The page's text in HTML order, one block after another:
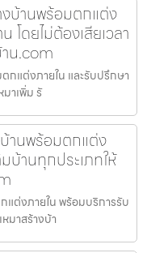
งบ้านพร้อมตกแต่ง
โดยไม่ต้องเสียเวลา
น.com
กแต่งภายใน และรับปรึกษา
มาเพิ่ม รั
านพร้อมตกแต่ง
บ้านทุกประเภทให้
แต่งภายใน พร้อมบริการรับ
มาสร้างบ้า